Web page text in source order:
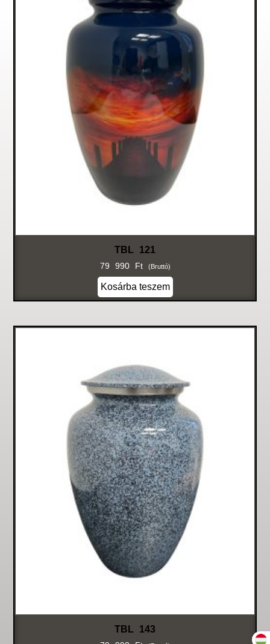
TBL 121
79 990 Ft (bruttó)
Kosárba teszem
TBL 143